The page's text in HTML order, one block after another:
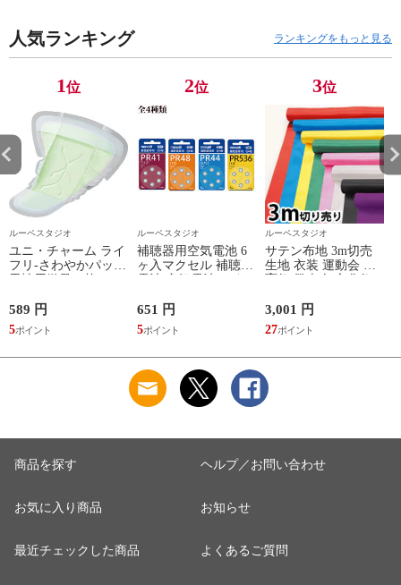
人気ランキング ランキングをもっと見る
1位
ルーペスタジオ
ユニ・チャーム ライ
フリ-さわやかパッド
単位：1
589 円
5
2位
ルーペスタジオ
補聴器用空気電池 6
ヶ入マクセル 補聴器
651 円
5
3位
ルーペスタジオ
サテン布地 3m切売
生地 衣装 運動会 体
3,001 円
27
商品を探す
お気に入り商品
最近チェックした商品
ヘルプ／お問い合わせ
お知らせ
よくあるご質問